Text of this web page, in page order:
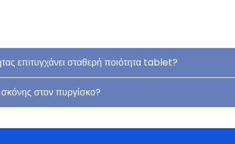
επιτυγχάνει σταθερή ποιότητα tablet?
στον πυργίσκο?